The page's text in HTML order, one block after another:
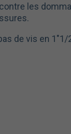
les
de vis en